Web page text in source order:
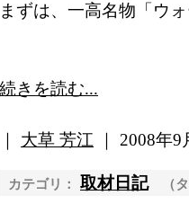
まずは、一高名物「ウ
続きを読む...
大草 芳江 ｜ 2008年
カテゴリ： 取材日記 （